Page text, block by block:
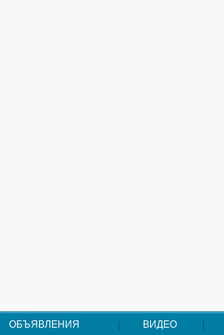
ОБЪЯВЛЕНИЯ ВИДЕО